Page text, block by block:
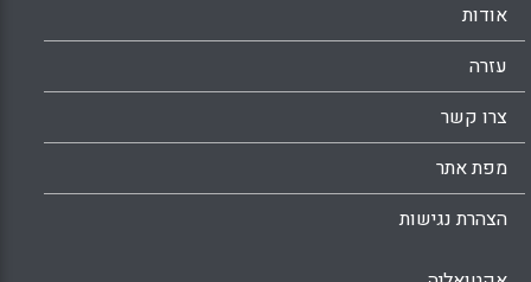
אודות
עזרה
צרו קשר
מפת אתר
הצהרת נגישות